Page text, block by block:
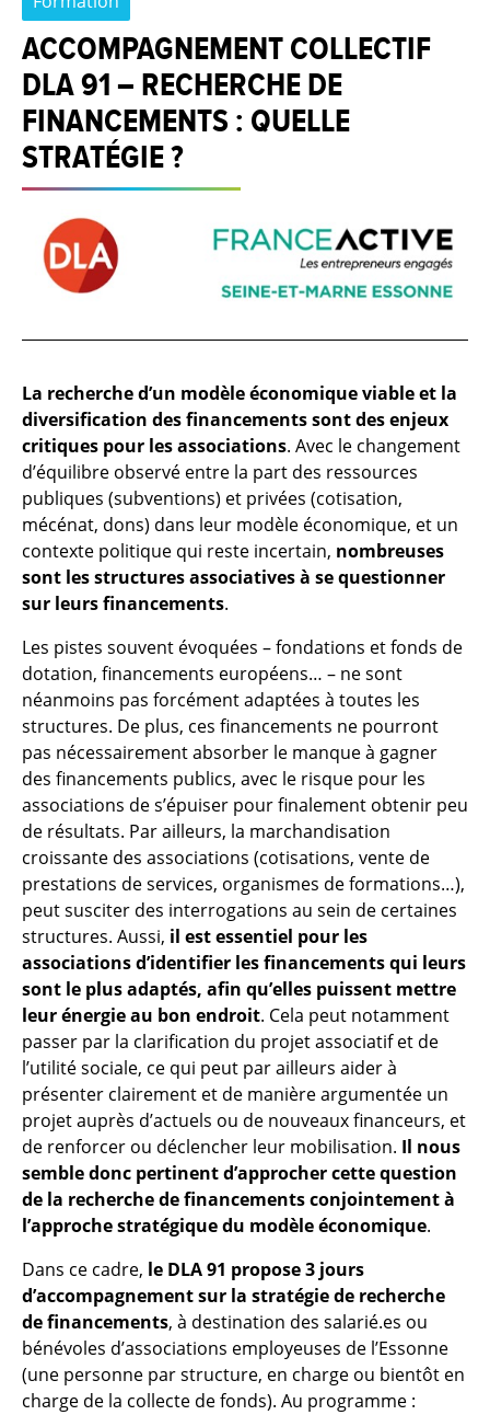
ACCOMPAGNEMENT COLLECTIF
DLA 91 – RECHERCHE DE
FINANCEMENTS : QUELLE
STRATÉGIE ?
La recherche d’un modèle économique viable et la
diversification des financements sont des enjeux
critiques pour les associations. Avec le changement
d’équilibre observé entre la part des ressources
publiques (subventions) et privées (cotisation,
mécénat, dons) dans leur modèle économique, et un
contexte politique qui reste incertain, nombreuses
sont les structures associatives à se questionner
sur leurs financements.
Les pistes souvent évoquées – fondations et fonds de
dotation, financements européens… – ne sont
néanmoins pas forcément adaptées à toutes les
structures. De plus, ces financements ne pourront
pas nécessairement absorber le manque à gagner
des financements publics, avec le risque pour les
associations de s’épuiser pour finalement obtenir peu
de résultats. Par ailleurs, la marchandisation
croissante des associations (cotisations, vente de
prestations de services, organismes de formations…),
peut susciter des interrogations au sein de certaines
structures. Aussi, il est essentiel pour les
associations d’identifier les financements qui leurs
sont le plus adaptés, afin qu’elles puissent mettre
leur énergie au bon endroit. Cela peut notamment
passer par la clarification du projet associatif et de
l’utilité sociale, ce qui peut par ailleurs aider à
présenter clairement et de manière argumentée un
projet auprès d’actuels ou de nouveaux financeurs, et
de renforcer ou déclencher leur mobilisation. Il nous
semble donc pertinent d’approcher cette question
de la recherche de financements conjointement à
l’approche stratégique du modèle économique.
Dans ce cadre, le DLA 91 propose 3 jours
d’accompagnement sur la stratégie de recherche
de financements, à destination des salarié.es ou
bénévoles d’associations employeuses de l’Essonne
(une personne par structure, en charge ou bientôt en
charge de la collecte de fonds). Au programme :